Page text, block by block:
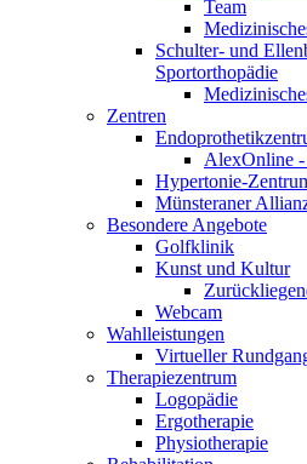
Team
Schulter- und
Sportorthopädie
Zentren
AlexOnline
Hypertonie-
Münsteraner
Besondere Angebote
Golfklinik
Kunst und Kultur
Webcam
Wahlleistungen
Virtueller
Therapiezentrum
Logopädie
Ergotherapie
Physiotherapie